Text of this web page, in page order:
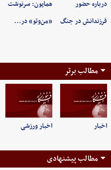
درباره حضور
فرزندانش در جنگ
همایون: سرنوشت
«من‌وتو» در…
مطالب برتر
اخبار اخبار ورزشی
مطالب پیشنهادی